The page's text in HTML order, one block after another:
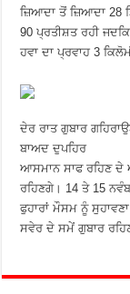
ਜ਼ਿਆਦਾ ਤੋਂ ਜ਼ਿਆਦਾ 28
90 ਪ੍ਰਤੀਸ਼ਤ ਰਹੀ
ਹਵਾ ਦਾ ਪ੍ਰਵਾਹ 3
ਦੇਰ ਰਾਤ ਗੁਬਾਰ
ਬਾਅਦ ਦੁਪਹਿਰ
ਆਸਮਾਨ ਸਾਫ ਰਹਿਣ
ਰਹਿਣਗੇ। 14 ਤੇ 15
ਫੁਹਾਰਾਂ ਮੌਸਮ ਨੂੰ
ਸਵੇਰ ਦੇ ਸਮੇਂ ਗੁਬਾਰ